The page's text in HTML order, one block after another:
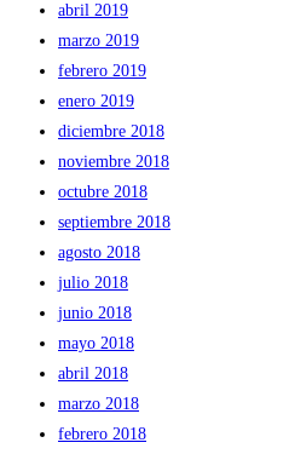
abril 2019
marzo 2019
febrero 2019
enero 2019
diciembre 2018
noviembre 2018
octubre 2018
septiembre 2018
agosto 2018
julio 2018
junio 2018
mayo 2018
abril 2018
marzo 2018
febrero 2018